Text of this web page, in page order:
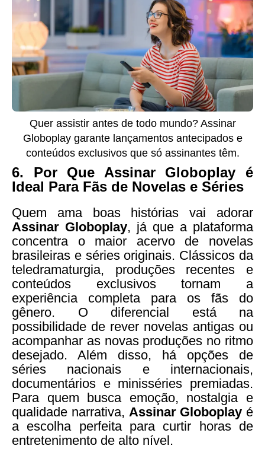
Quer assistir antes de todo mundo? Assinar
Globoplay garante lançamentos antecipados e
conteúdos exclusivos que só assinantes têm.
6. Por Que Assinar Globoplay é
Ideal Para Fãs de Novelas e Séries
Quem ama boas histórias vai adorar
Assinar Globoplay, já que a plataforma
concentra o maior acervo de novelas
brasileiras e séries originais. Clássicos da
teledramaturgia, produções recentes e
conteúdos exclusivos tornam a
experiência completa para os fãs do
gênero. O diferencial está na
possibilidade de rever novelas antigas ou
acompanhar as novas produções no ritmo
desejado. Além disso, há opções de
séries nacionais e internacionais,
documentários e minisséries premiadas.
Para quem busca emoção, nostalgia e
qualidade narrativa, Assinar Globoplay é
a escolha perfeita para curtir horas de
entretenimento de alto nível.